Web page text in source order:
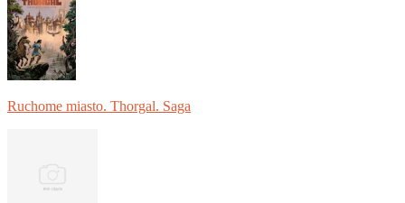
Ruchome miasto. Thorgal. Saga